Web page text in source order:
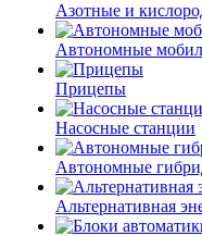
Азотные и
Автономные
Прицепы
Насосные станции
Автономные
Альтернативная